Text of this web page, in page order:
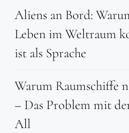
Aliens an Bord:
Leben im Weltraum
ist als Sprache
Warum Raumschiffe
– Das Problem mit
All